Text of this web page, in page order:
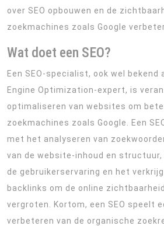
over SEO opbouwen en de
zoekmachines zoals Google
Wat doet een SEO?
Een SEO-specialist, ook wel bekend
Engine Optimization-expert, is
optimaliseren van websites om
zoekmachines zoals Google. Een
met het analyseren van
van de website-inhoud en
de gebruikerservaring en het
backlinks om de online
vergroten. Kortom, een SEO speelt
verbeteren van de organische